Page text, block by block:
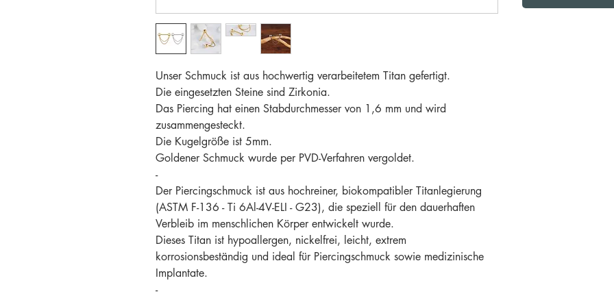
Unser Schmuck ist aus hochwertig verarbeitetem Titan gefertigt.
Die eingesetzten Steine sind Zirkonia.
Das Piercing hat einen Stabdurchmesser von 1,6 mm und wird
zusammengesteckt.
Die Kugelgröße ist 5mm.
Goldener Schmuck wurde per PVD-Verfahren vergoldet.
-
Der Piercingschmuck ist aus hochreiner, biokompatibler Titanlegierung
(ASTM F-136 - Ti 6Al-4V-ELI - G23), die speziell für den dauerhaften
Verbleib im menschlichen Körper entwickelt wurde.
Dieses Titan ist hypoallergen, nickelfrei, leicht, extrem
korrosionsbeständig und ideal für Piercingschmuck sowie medizinische
Implantate.
-